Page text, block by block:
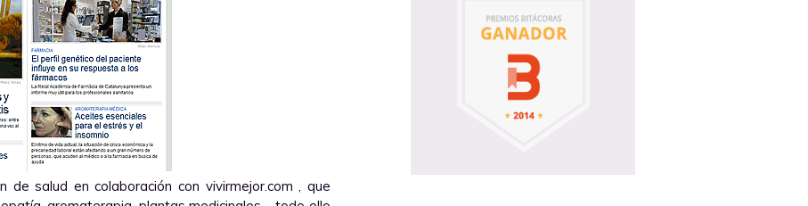
de salud en colaboración con vivirmejor.com , que